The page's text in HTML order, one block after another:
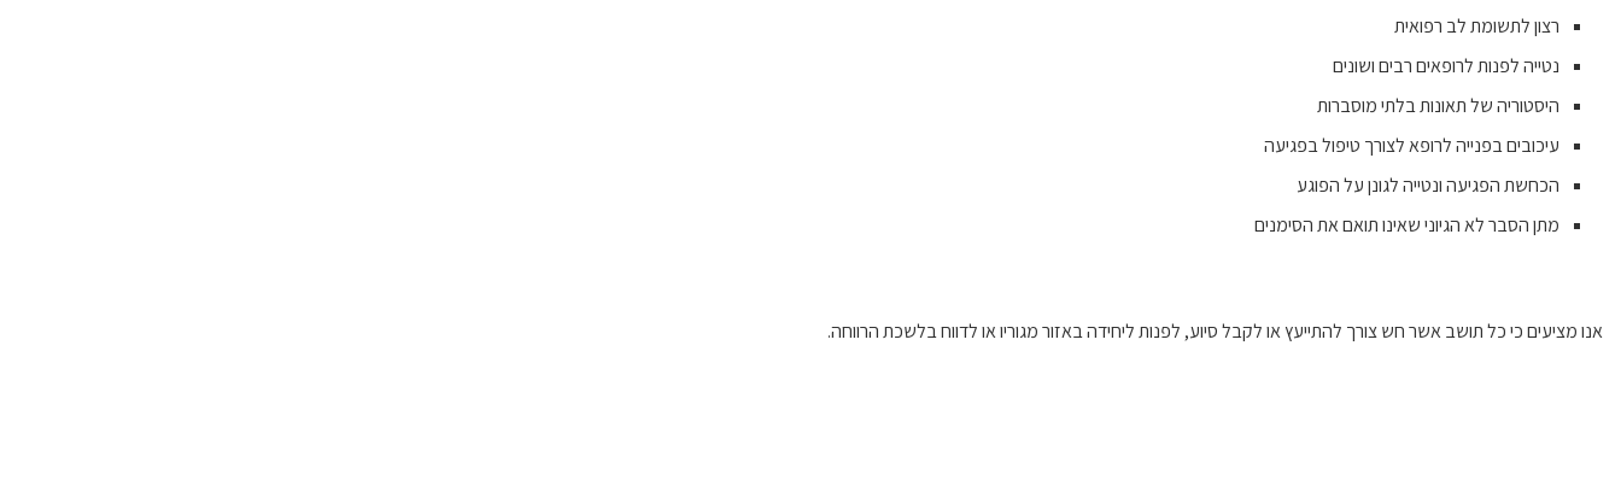
רצון לתשומת לב רפואית
נטייה לפנות לרופאים רבים ושונים
היסטוריה של תאונות בלתי מוסברות
עיכובים בפנייה לרופא לצורך טיפול בפגיעה
הכחשת הפגיעה ונטייה לגונן על הפוגע
מתן הסבר לא הגיוני שאינו תואם את הסימנים
אנו מציעים כי כל תושב אשר חש צורך להתייעץ או לקבל סיוע, לפנות ליחידה באזור מגוריו או לדווח בלשכת הרווחה.